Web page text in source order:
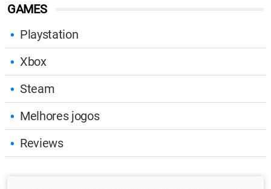
GAMES
Playstation
Xbox
Steam
Melhores jogos
Reviews